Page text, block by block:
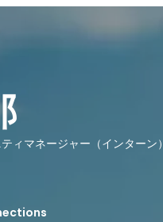
ィマネージャー（インターン）